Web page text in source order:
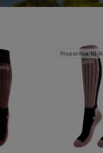
Risparmia 10 %